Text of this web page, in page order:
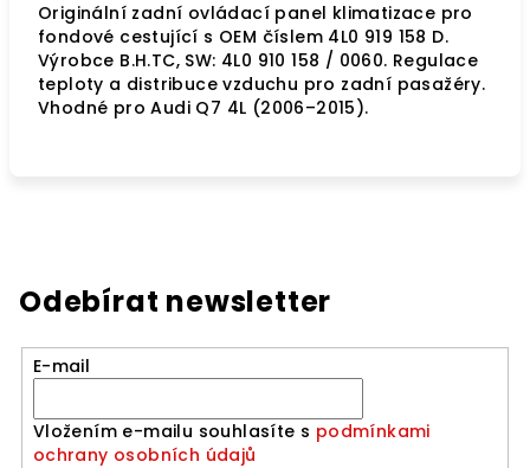
Originální zadní ovládací panel klimatizace pro
fondové cestující s OEM číslem 4L0 919 158 D.
Výrobce B.H.TC, SW: 4L0 910 158 / 0060. Regulace
teploty a distribuce vzduchu pro zadní pasažéry.
Vhodné pro Audi Q7 4L (2006–2015).
Odebírat newsletter
E-mail
Vložením e-mailu souhlasíte s podmínkami
ochrany osobních údajů